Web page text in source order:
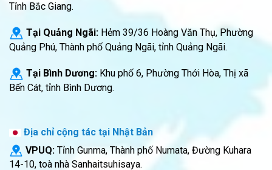
Tỉnh Bắc Giang.
Tại Quảng Ngãi: Hẻm 39/36 Hoàng Văn Thụ, Phường
Quảng Phú, Thành phố Quảng Ngãi, tỉnh Quảng Ngãi.
Tại Bình Dương: Khu phố 6, Phường Thới Hòa, Thị xã
Bến Cát, tỉnh Bình Dương.
Địa chỉ cộng tác tại Nhật Bản
VPUQ: Tỉnh Gunma, Thành phố Numata, Đường Kuhara
14-10, toà nhà Sanhaitsuhisaya.